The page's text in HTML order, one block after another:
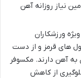
نیاز روزانه آهن
ورزشکاران
های قرمز و از دست
به آهن دارند. مکسوفر
از کاهش